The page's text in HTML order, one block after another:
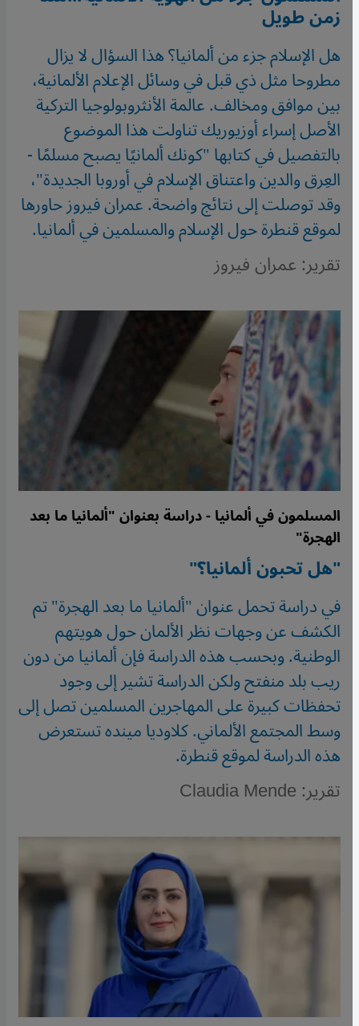
زمن طويل
هل الإسلام جزء من ألمانيا؟ هذا السؤال لا يزال
مطروحا مثل ذي قبل في وسائل الإعلام الألمانية،
بين موافق ومخالف. عالمة الأنثروبولوجيا التركية
الأصل إسراء أوزيوريك تناولت هذا الموضوع
بالتفصيل في كتابها "كونك ألمانيًا يصبح مسلمًا -
العِرق والدين واعتناق الإسلام في أوروبا الجديدة"،
وقد توصلت إلى نتائج واضحة. عمران فيروز حاورها
لموقع قنطرة حول الإسلام والمسلمين في ألمانيا.
تقرير: عمران فيروز
المسلمون في ألمانيا - دراسة بعنوان "ألمانيا ما بعد
الهجرة"
"هل تحبون ألمانيا؟"
في دراسة تحمل عنوان "ألمانيا ما بعد الهجرة" تم
الكشف عن وجهات نظر الألمان حول هويتهم
الوطنية. وبحسب هذه الدراسة فإن ألمانيا من دون
ريب بلد منفتح ولكن الدراسة تشير إلى وجود
تحفظات كبيرة على المهاجرين المسلمين تصل إلى
وسط المجتمع الألماني. كلاوديا مينده تستعرض
هذه الدراسة لموقع قنطرة.
تقرير: Claudia Mende